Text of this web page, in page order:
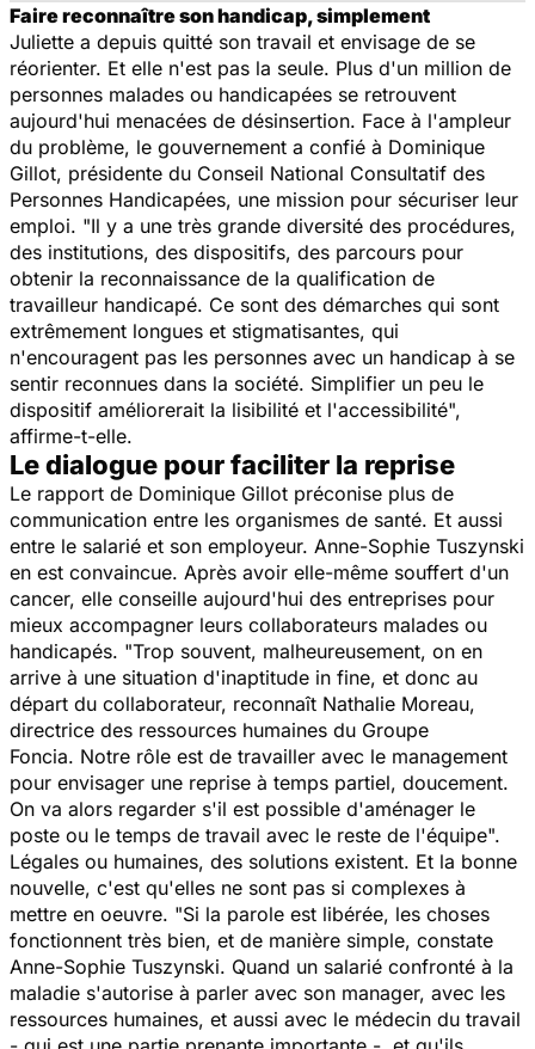
Faire reconnaître son handicap, simplement
Juliette a depuis quitté son travail et envisage de se
réorienter. Et elle n'est pas la seule. Plus d'un million de
personnes malades ou handicapées se retrouvent
aujourd'hui menacées de désinsertion. Face à l'ampleur
du problème, le gouvernement a confié à Dominique
Gillot, présidente du Conseil National Consultatif des
Personnes Handicapées, une mission pour sécuriser leur
emploi. "Il y a une très grande diversité des procédures,
des institutions, des dispositifs, des parcours pour
obtenir la reconnaissance de la qualification de
travailleur handicapé. Ce sont des démarches qui sont
extrêmement longues et stigmatisantes, qui
n'encouragent pas les personnes avec un handicap à se
sentir reconnues dans la société. Simplifier un peu le
dispositif améliorerait la lisibilité et l'accessibilité",
affirme-t-elle.
Le dialogue pour faciliter la reprise
Le rapport de Dominique Gillot préconise plus de
communication entre les organismes de santé. Et aussi
entre le salarié et son employeur. Anne-Sophie Tuszynski
en est convaincue. Après avoir elle-même souffert d'un
cancer, elle conseille aujourd'hui des entreprises pour
mieux accompagner leurs collaborateurs malades ou
handicapés. "Trop souvent, malheureusement, on en
arrive à une situation d'inaptitude in fine, et donc au
départ du collaborateur, reconnaît Nathalie Moreau,
directrice des ressources humaines du Groupe
Foncia. Notre rôle est de travailler avec le management
pour envisager une reprise à temps partiel, doucement.
On va alors regarder s'il est possible d'aménager le
poste ou le temps de travail avec le reste de l'équipe".
Légales ou humaines, des solutions existent. Et la bonne
nouvelle, c'est qu'elles ne sont pas si complexes à
mettre en oeuvre. "Si la parole est libérée, les choses
fonctionnent très bien, et de manière simple, constate
Anne-Sophie Tuszynski. Quand un salarié confronté à la
maladie s'autorise à parler avec son manager, avec les
ressources humaines, et aussi avec le médecin du travail